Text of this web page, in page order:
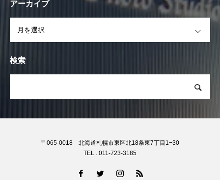
アーカイブ
検索
〒065-0018 北海道札幌市東区北18条東7丁目1−30
TEL . 011-723-3185